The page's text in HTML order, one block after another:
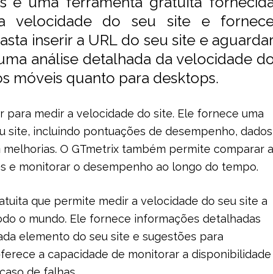
velocidade do seu site e
inserir a URL do seu site e
análise detalhada da velocidade
móveis quanto para desktops.
medir a velocidade do site. Ele fornece uma
site, incluindo pontuações de desempenho, dados
O GTmetrix também permite comparar a
e monitorar o desempenho ao longo do tempo.
que permite medir a velocidade do seu site a
o mundo. Ele fornece informações detalhadas
elemento do seu site e sugestões para
a capacidade de monitorar a disponibilidade